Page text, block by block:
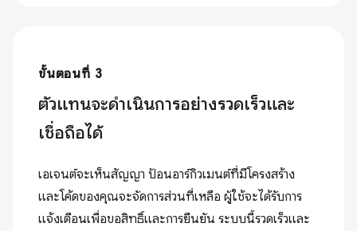
ขั้นตอนที่ 3
ตัวแทนจะดำเนินการอย่างรวดเร็วและ
เชื่อถือได้
เอเจนต์จะเห็นสัญญา ป้อนอาร์กิวเมนต์ที่มีโครงสร้าง
และโค้ดของคุณจะจัดการส่วนที่เหลือ ผู้ใช้จะได้รับการ
แจ้งเตือนเพื่อขอสิทธิ์และการยืนยัน ระบบนี้รวดเร็วและ